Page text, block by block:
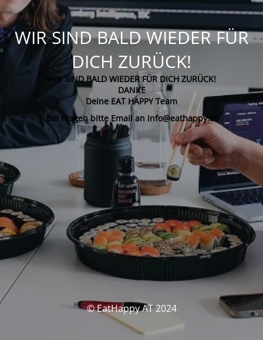
WIR SIND BALD WIEDER FÜR
DICH ZURÜCK!
WIR SIND BALD WIEDER FÜR DICH ZURÜCK!
DANKE
Deine EAT HAPPY Team
Bei Fragen bitte Email an info@eathappy.at
© EatHappy AT 2024